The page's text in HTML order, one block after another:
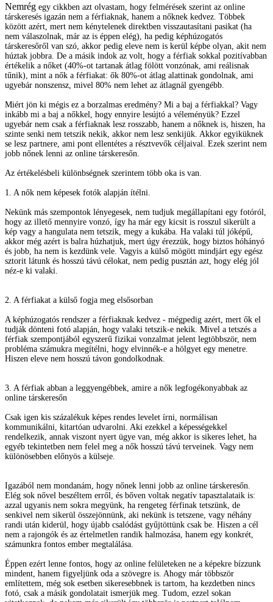
Nemrég egy cikkben azt olvastam, hogy felmérések szerint az online
társkeresés igazán nem a férfiaknak, hanem a nőknek kedvez. Többek
között azért, mert nem kénytelenek direktben visszautasítani pasikat (ha
nem válaszolnak, már az is éppen elég), ha pedig képhúzogatós
társkeresőről van szó, akkor pedig eleve nem is kerül képbe olyan, akit nem
húztak jobbra. De a másik indok az volt, hogy a férfiak sokkal pozitívabban
értékelik a nőket (40%-ot tartanak átlag fölött vonzónak, ami reálisnak
tűnik), mint a nők a férfiakat: ők 80%-ot átlag alattinak gondolnak, ami
ugyebár nonszensz, mivel 80% nem lehet az átlagnál gyengébb.
Miért jön ki mégis ez a borzalmas eredmény? Mi a baj a férfiakkal? Vagy
inkább mi a baj a nőkkel, hogy ennyire lesújtó a véleményük? Ezzel
ugyebár nem csak a férfiaknak lesz rosszabb, hanem a nőknek is, hiszen, ha
szinte senki nem tetszik nekik, akkor nem lesz senkijük. Akkor egyiküknek
se lesz partnere, ami pont ellentétes a résztvevők céljaival. Ezek szerint nem
jobb nőnek lenni az online társkeresőn.
Az értékelésbeli különbségnek szerintem több oka is van.
1. A nők nem képesek fotók alapján ítélni.
Nekünk más szempontok lényegesek, nem tudjuk megállapítani egy fotóról,
hogy az illető mennyire vonzó, így ha már egy kicsit is rosszul sikerült a
kép vagy a hangulata nem tetszik, megy a kukába. Ha valaki túl jóképű,
akkor még azért is balra húzhatjuk, mert úgy érezzük, hogy biztos hóhányó
és jobb, ha nem is kezdünk vele. Vagyis a külső mögött mindjárt egy egész
sztorit látunk és hosszú távú célokat, nem pedig pusztán azt, hogy elég jól
néz-e ki valaki.
2. A férfiakat a külső fogja meg elsősorban
A képhúzogatós rendszer a férfiaknak kedvez - mégpedig azért, mert ők el
tudják dönteni fotó alapján, hogy valaki tetszik-e nekik. Mivel a tetszés a
férfiak szempontjából egyszerű fizikai vonzalmat jelent legtöbbször, nem
probléma számukra megítélni, hogy elvinnék-e a hölgyet egy menetre.
Hiszen eleve nem hosszú távon gondolkodnak.
3. A férfiak abban a leggyengébbek, amire a nők legfogékonyabbak az
online társkeresőn
Csak igen kis százalékuk képes rendes levelet írni, normálisan
kommunikálni, kitartóan udvarolni. Aki ezekkel a képességekkel
rendelkezik, annak viszont nyert ügye van, még akkor is sikeres lehet, ha
egyéb tekintetben nem felel meg a nők hosszú távú terveinek. Vagy nem
különösebben előnyös a külseje.
Igazából nem mondanám, hogy nőnek lenni jobb az online társkeresőn.
Elég sok nővel beszéltem erről, és bőven voltak negatív tapasztalataik is:
azzal ugyanis nem sokra megyünk, ha rengeteg férfinak tetszünk, de
senkivel nem sikerül összejönnünk, aki nekünk is tetszene, vagy néhány
randi után kiderül, hogy újabb csalódást gyűjtöttünk csak be. Hiszen a cél
nem a rajongók és az értelmetlen randik halmozása, hanem egy konkrét,
számunkra fontos ember megtalálása.
Éppen ezért lenne fontos, hogy az online felületeken ne a képekre bízzunk
mindent, hanem figyeljünk oda a szövegre is. Ahogy már többször
említettem, még sok esetben sikeresebbnek is tartom, ha kezdetben nincs
fotó, csak a másik gondolatait ismerjük meg. Tudom, ezzel sokan